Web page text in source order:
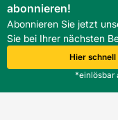
abonnieren!
Abonnieren Sie jetzt
Sie bei Ihrer nächsten
Hier
*einlösbar